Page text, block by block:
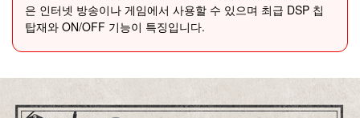
은 인터넷 방송이나 게임에서 사용할 수 있으며 최급 DSP 칩
탑재와 ON/OFF 기능이 특징입니다.